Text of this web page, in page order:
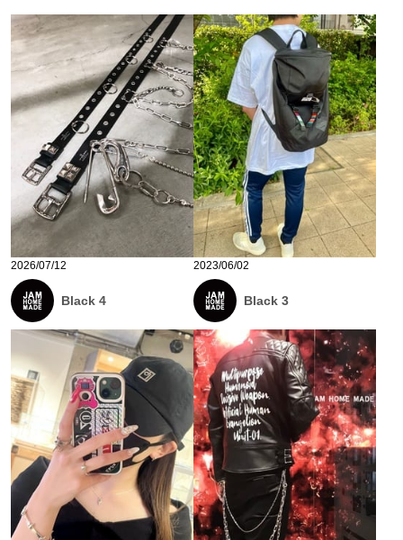
2026/07/12
Black 4
2023/06/02
Black 3